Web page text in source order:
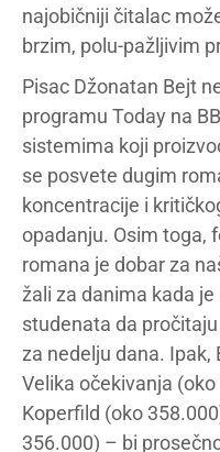
najobičniji čitalac
brzim, polu-pažljivim
Pisac Džonatan Bejt
programu Today na
sistemima koji
se posvete dugim
koncentracije i
opadanju. Osim toga,
romana je dobar za
žali za danima kada
studenata da
za nedelju dana.
Velika očekivanja
Koperfild (oko
356.000) – bi